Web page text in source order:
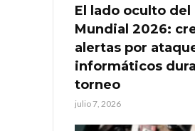
El lado oculto del
Mundial 2026:
alertas por
informáticos
torneo
julio 7, 2026